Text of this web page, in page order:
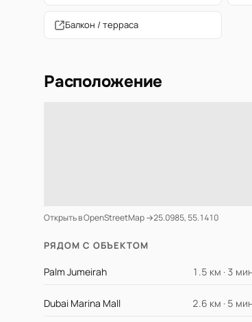
Балкон / терраса
Расположение
Открыть в OpenStreetMap →25.0985, 55.1410
РЯДОМ С ОБЪЕКТОМ
Palm Jumeirah 1.5 км · 3
Dubai Marina Mall 2.6 км · 5